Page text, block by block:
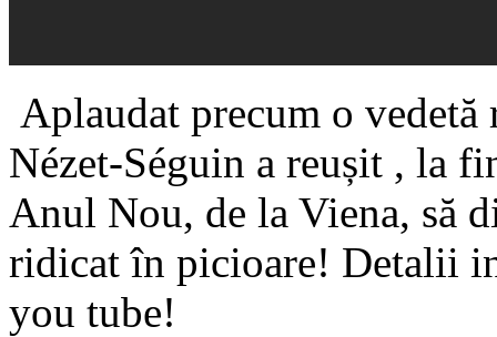
Aplaudat precum o
Nézet-Séguin a reușit , la
Anul Nou, de la Viena, să
ridicat în picioare! Detalii
you tube!